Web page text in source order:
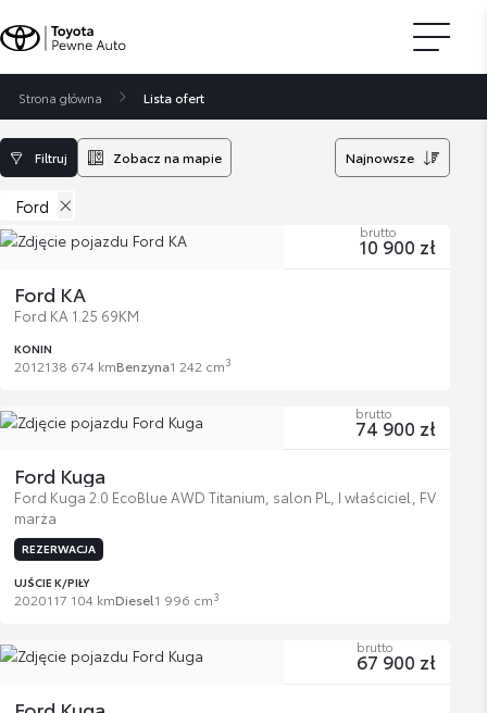
Strona główna Lista ofert
Filtruj Zobacz na mapie Najnowsze
Ford
Ford KA
Ford KA 1.25 69KM
KONIN
2012138 674 kmBenzyna1 242 cm3
brutto
10 900 zł
Ford Kuga
Ford Kuga 2.0 EcoBlue AWD Titanium, salon PL, I właściciel, FV
marża
REZERWACJA
UJŚCIE K/PIŁY
2020117 104 kmDiesel1 996 cm3
brutto
74 900 zł
brutto
67 900 zł